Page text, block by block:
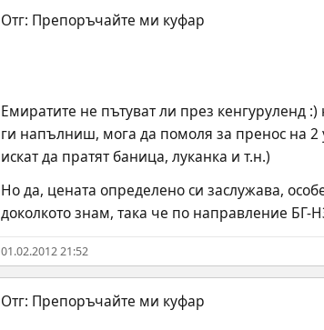
Емиратите не пътуват ли през кенгуруленд
ги напълниш, мога да помоля за пренос на 2
искат да пратят баница, луканка и т.н.)
Но да, цената определено си заслужава,
доколкото знам, така че по направление БГ-
01.02.2012 21:52